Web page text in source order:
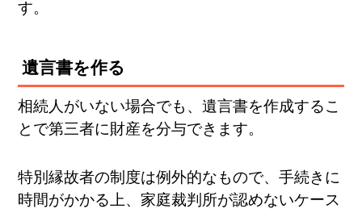
す。
遺言書を作る
相続人がいない場合でも、遺言書を作成するこ
とで第三者に財産を分与できます。
特別縁故者の制度は例外的なもので、手続きに
時間がかかる上、家庭裁判所が認めないケース